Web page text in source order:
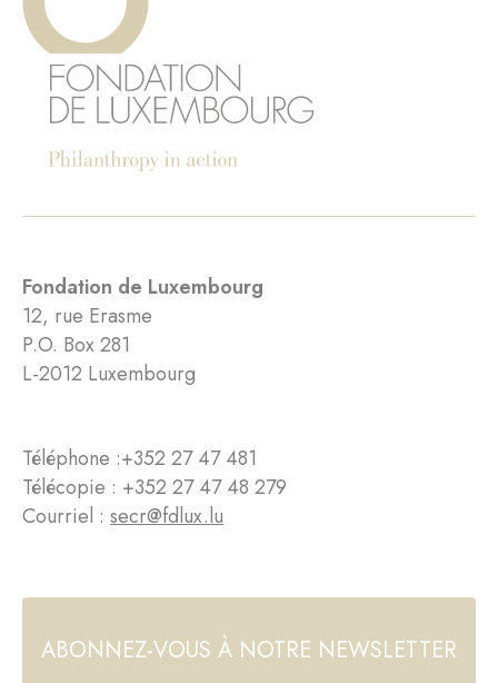
Fondation de Luxembourg
12, rue Erasme
P.O. Box 281
L-2012 Luxembourg
Téléphone :+352 27 47 481
Télécopie : +352 27 47 48 279
Courriel : secr@fdlux.lu
ABONNEZ-VOUS À NOTRE NEWSLETTER